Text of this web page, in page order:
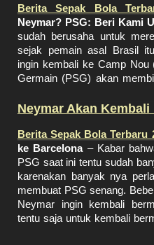
diyakini Neymar dapat
tersebut. Terlebih,
mewujudkan permintaan
Dua tahun yang lalu,
PSG sebesar 222 juta
cukup besar, yaitu 300
berikan PSG tersebut.
keputusan tersebut. Dia
bersama PSG. Kembali
jalan terbaik untuk
berharap, Barcelona
mendatangkannya kembali.
Berita Sepak Bola
Neymar? PSG: Beri Kami
sudah berusaha untuk
sejak pemain asal Brasil
ingin kembali ke Camp
Germain (PSG) akan
mengajukan kesepakatan
dengan harga sebesar
kekurangan dana untuk
(Barcelona) akan
ditambah dengan seorang
menunjukkan bahwa Ivan
Barcelona.
Neymar Akan
Berita Sepak Bola Terbaru
ke Barcelona– Kabar
PSG saat ini tentu sudah
karenakan banyak nya
membuat PSG senang.
Neymar ingin kembali
tentu saja untuk kembali